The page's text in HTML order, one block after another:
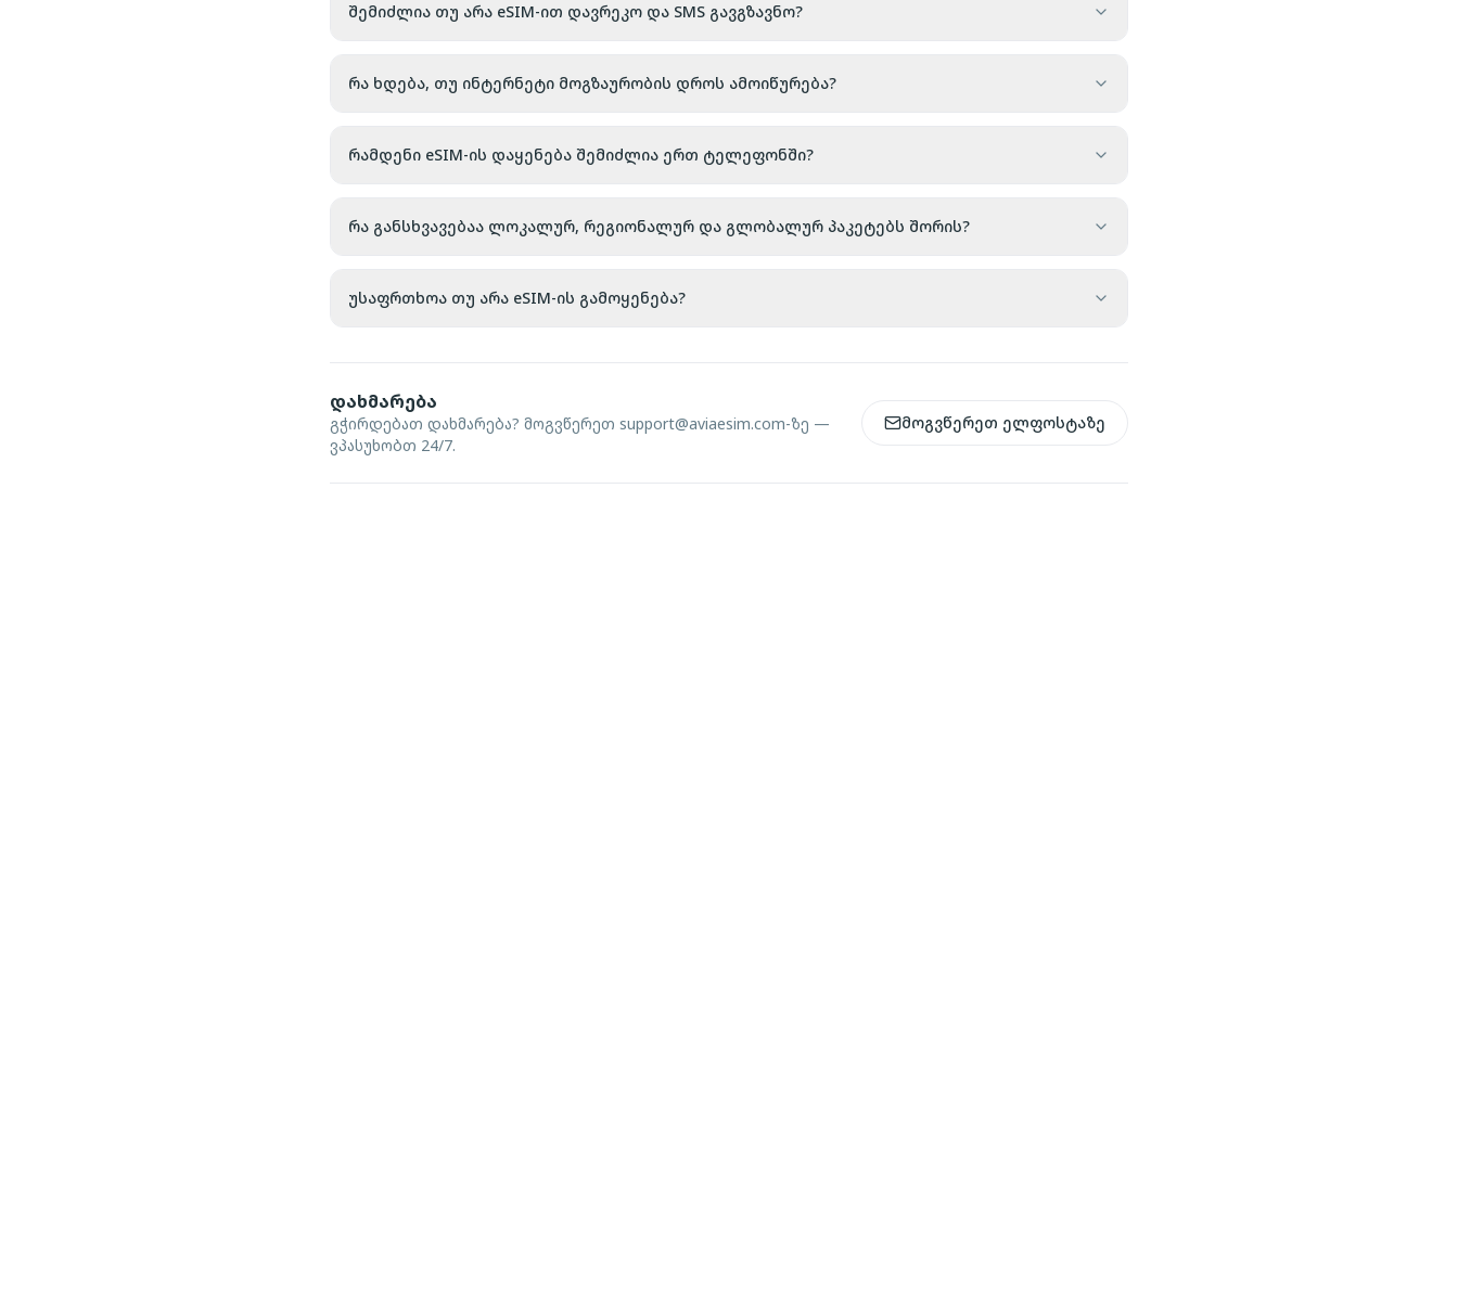
შემიძლია თუ არა eSIM-ით დავრეკო და SMS გავგზავნო?
რა ხდება, თუ ინტერნეტი მოგზაურობის დროს ამოიწურება?
რამდენი eSIM-ის დაყენება შემიძლია ერთ ტელეფონში?
რა განსხვავებაა ლოკალურ, რეგიონალურ და გლობალურ პაკეტებს შორის?
უსაფრთხოა თუ არა eSIM-ის გამოყენება?
დახმარება
გჭირდებათ დახმარება? მოგვწერეთ support@aviaesim.com-ზე —
ვპასუხობთ 24/7.
მოგვწერეთ ელფოსტაზე